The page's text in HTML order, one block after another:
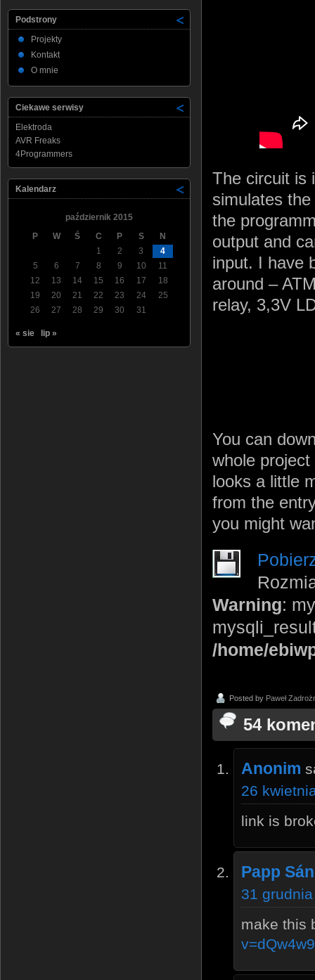
The circuit is
simulates
the
output and
input. I have
around –
relay, 3,3V
You can
whole
looks a little
from the
you might
Warning:
/home/
Posted by Paweł
54
Anonim
26
link is
Papp
31
make this
Podstrony
Projekty
Kontakt
O mnie
Ciekawe serwisy
Elektroda
AVR Freaks
4Programmers
Kalendarz
październik 2015
P
W Ś C P S
N
1
2 3
4
5
6 7 8 9 10
11
12
13 14 15 16 17
18
19
20 21 22 23 24
25
26
27 28 29 30 31
« sie lip »